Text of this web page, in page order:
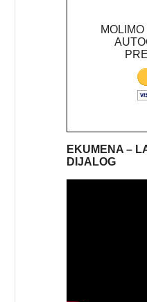
EKUMENA –
DIJALOG